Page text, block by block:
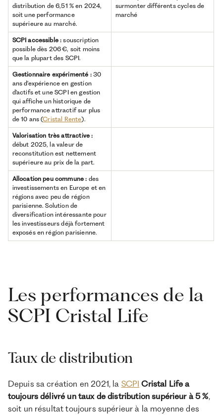
distribution de 6,51 % en 2024,
soit une performance
supérieure au marché.
surmonter différents cycles de
marché
SCPI accessible : souscription
possible dès 206 €, soit moins
que la plupart des SCPI.
Gestionnaire expérimenté :30
ans d'expérience en gestion
d'actifs et une SCPI en gestion
qui affiche un historique de
performance attractif sur plus
de 10 ans (Cristal Rente).
Valorisation très attractive :
début 2025, la valeur de
reconstitution est nettement
supérieure au prix de la part.
Allocation peu commune : des
investissements en Europe et en
régions avec peu de région
parisienne. Solution de
diversification intéressante pour
les investisseurs déjà fortement
exposés en région parisienne.
Les performances de la
SCPI Cristal Life
Taux de distribution
Depuis sa création en 2021, la SCPI Cristal Life a
toujours délivré un taux de distribution supérieur à 5 %,
soit un résultat toujours supérieur à la moyenne des